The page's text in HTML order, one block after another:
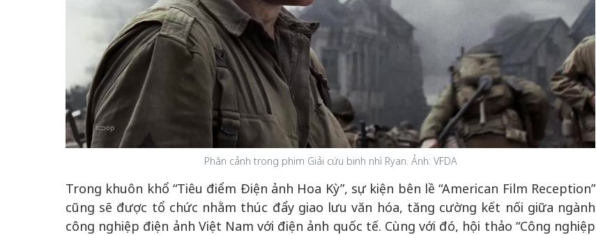
Phân cảnh trong phim Giải cứu binh nhì Ryan. Ảnh: VFDA
Trong khuôn khổ “Tiêu điểm Điện ảnh Hoa Kỳ”, sự kiện bên lề “American Film Reception”
cũng sẽ được tổ chức nhằm thúc đẩy giao lưu văn hóa, tăng cường kết nối giữa ngành
công nghiệp điện ảnh Việt Nam với điện ảnh quốc tế. Cùng với đó, hội thảo “Công nghiệp